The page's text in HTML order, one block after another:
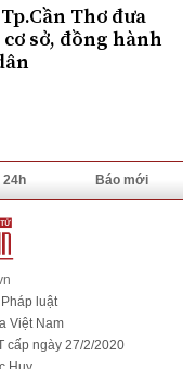
Thơ đưa
sở, đồng hành
24h Báo mới
luật
Việt Nam
cấp ngày 27/2/2020